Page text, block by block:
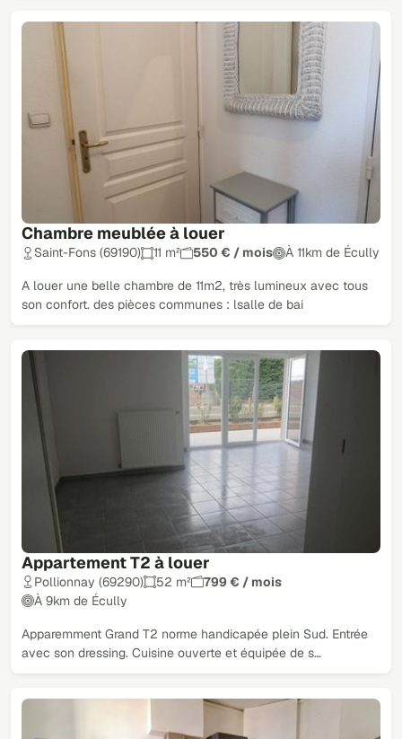
Chambre meublée à louer
Saint-Fons (69190) 11 m² 550 € / mois À 11km de Écully
A louer une belle chambre de 11m2, très lumineux avec tous
son confort. des pièces communes : lsalle de bai
Appartement T2 à louer
Pollionnay (69290) 52 m²
799 € / mois
À 9km de Écully
Apparemment Grand T2 norme handicapée plein Sud. Entrée
avec son dressing. Cuisine ouverte et équipée de s…